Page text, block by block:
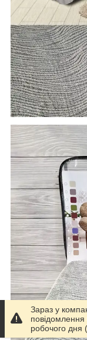
Зараз у
повідомлення
робочого дня